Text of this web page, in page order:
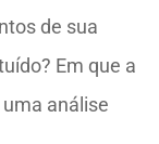
de sua
Em que a
análise